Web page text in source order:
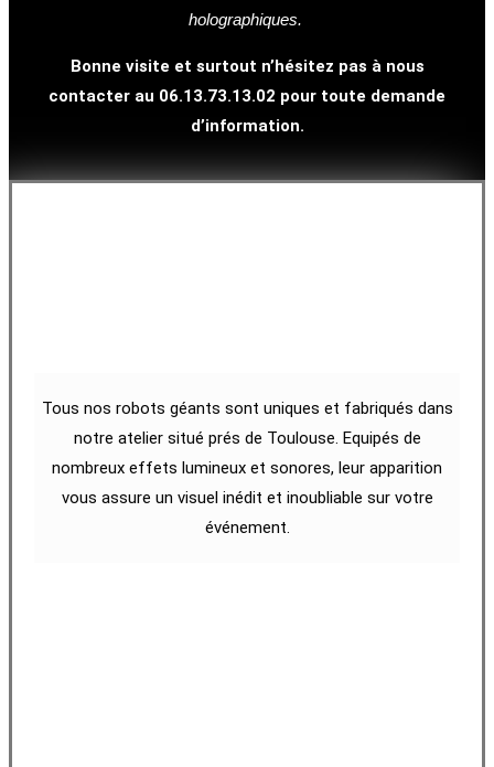
holographiques.
Bonne visite et surtout n’hésitez pas à nous
contacter au 06.13.73.13.02 pour toute demande
d’information.
Tous nos robots géants sont uniques et fabriqués dans
notre atelier situé prés de Toulouse. Equipés de
nombreux effets lumineux et sonores, leur apparition
vous assure un visuel inédit et inoubliable sur votre
événement.